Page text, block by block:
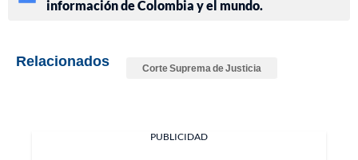
información de Colombia y el mundo.
Relacionados Corte Suprema de Justicia
PUBLICIDAD